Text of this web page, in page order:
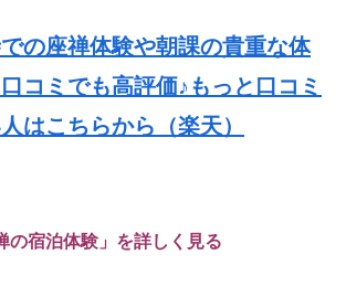
の座禅体験や朝課の貴重な体
コミでも高評価♪もっと口コミ
はこちらから（楽天）
の宿泊体験」を詳しく見る